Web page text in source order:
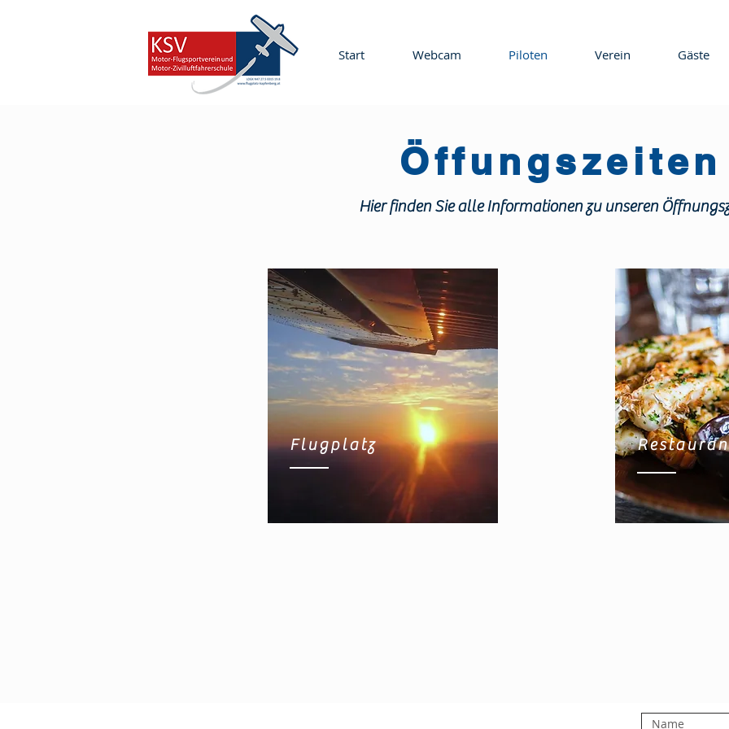
Start Webcam Piloten Verein Gäste
Öffungszeiten
Hier finden Sie alle Informationen zu unseren
Flugplatz